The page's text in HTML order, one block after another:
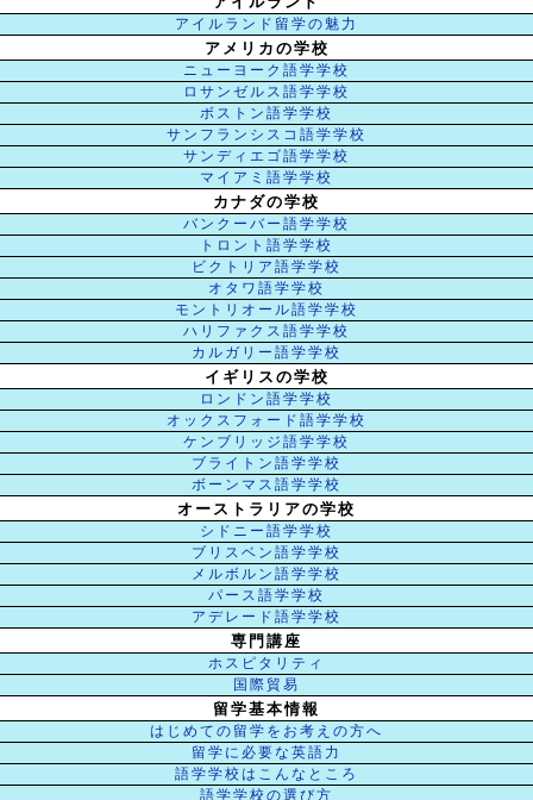
アイルランド留学の魅力
アメリカの学校
ニューヨーク語学学校
ロサンゼルス語学学校
ボストン語学学校
サンフランシスコ語学学校
サンディエゴ語学学校
マイアミ語学学校
カナダの学校
バンクーバー語学学校
トロント語学学校
ビクトリア語学学校
オタワ語学学校
モントリオール語学学校
ハリファクス語学学校
カルガリー語学学校
イギリスの学校
ロンドン語学学校
オックスフォード語学学校
ケンブリッジ語学学校
ブライトン語学学校
ボーンマス語学学校
オーストラリアの学校
シドニー語学学校
ブリスベン語学学校
メルボルン語学学校
パース語学学校
アデレード語学学校
専門講座
ホスピタリティ
国際貿易
留学基本情報
はじめての留学をお考えの方へ
留学に必要な英語力
語学学校はこんなところ
語学学校の選び方